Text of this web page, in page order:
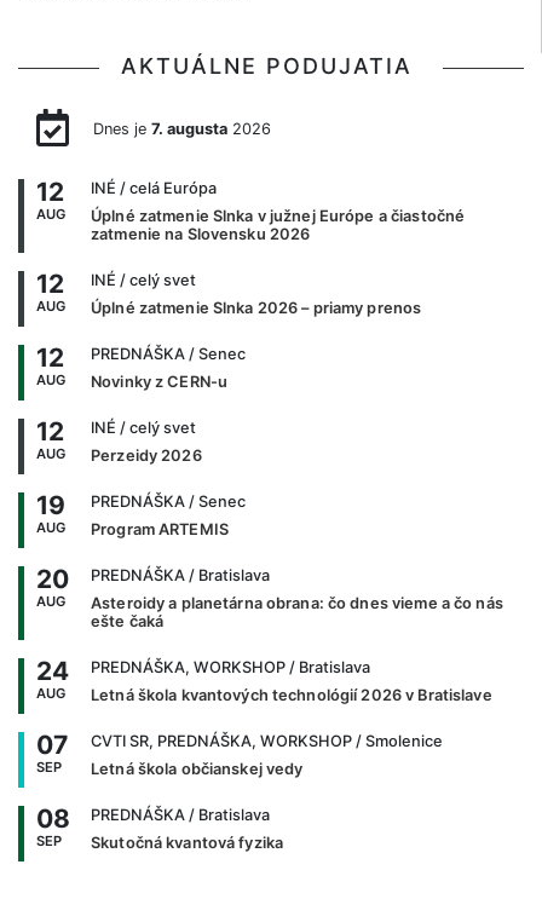
AKTUÁLNE PODUJATIA
Dnes je 7. augusta2026
12
AUG
INÉ / celá Európa
Úplné zatmenie Slnka v južnej Európe a čiastočné
zatmenie na Slovensku 2026
12
AUG
INÉ / celý svet
Úplné zatmenie Slnka 2026 – priamy prenos
12
AUG
PREDNÁŠKA / Senec
Novinky z CERN-u
12
AUG
INÉ / celý svet
Perzeidy 2026
19
AUG
PREDNÁŠKA / Senec
Program ARTEMIS
20
AUG
PREDNÁŠKA / Bratislava
Asteroidy a planetárna obrana: čo dnes vieme a čo nás
ešte čaká
24
AUG
PREDNÁŠKA, WORKSHOP / Bratislava
Letná škola kvantových technológií 2026 v Bratislave
07
SEP
CVTI SR, PREDNÁŠKA, WORKSHOP / Smolenice
Letná škola občianskej vedy
08
SEP
PREDNÁŠKA / Bratislava
Skutočná kvantová fyzika